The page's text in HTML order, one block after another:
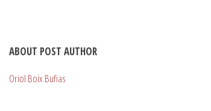
ABOUT POST AUTHOR
Oriol Boix Bufias